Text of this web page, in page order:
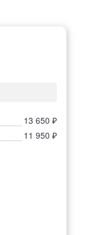
13 650 ₽
11 950 ₽